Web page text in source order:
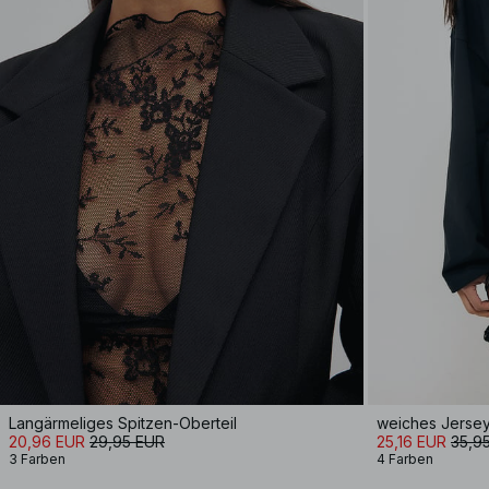
Langärmeliges Spitzen-Oberteil
20,96 EUR 29,95 EUR
3 Farben
25,16 EUR
4 Farben